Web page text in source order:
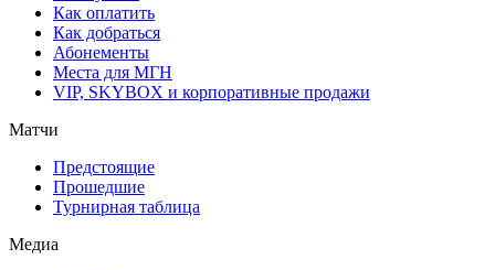
Как оплатить
Как добраться
Абонементы
Места для МГН
VIP, SKYBOX и корпоративные продажи
Матчи
Предстоящие
Прошедшие
Турнирная таблица
Медиа